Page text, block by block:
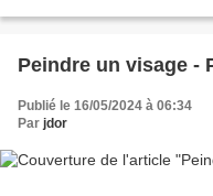
Peindre un visage -
Publié le 16/05/2024 à 06:34
Par jdor